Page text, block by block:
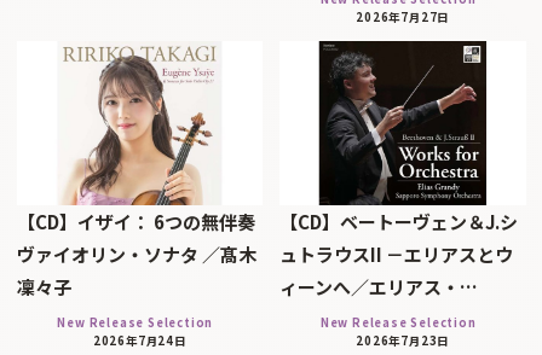
2026年7月27日
【CD】イザイ： 6つの無伴奏
ヴァイオリン・ソナタ ／髙木
凜々子
New Release Selection
2026年7月24日
【CD】ベートーヴェン＆J.シ
ュトラウスII －エリアスとウ
ィーンへ／エリアス・…
New Release Selection
2026年7月23日